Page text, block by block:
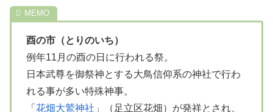
酉の市（とりのいち）
例年11月の酉の日に行われる祭。
日本武尊を御祭神とする大鳥信仰系の神社で行わ
れる事が多い特殊神事。
「 花畑大鷲神社 」（足立区花畑）が発祥とされ、